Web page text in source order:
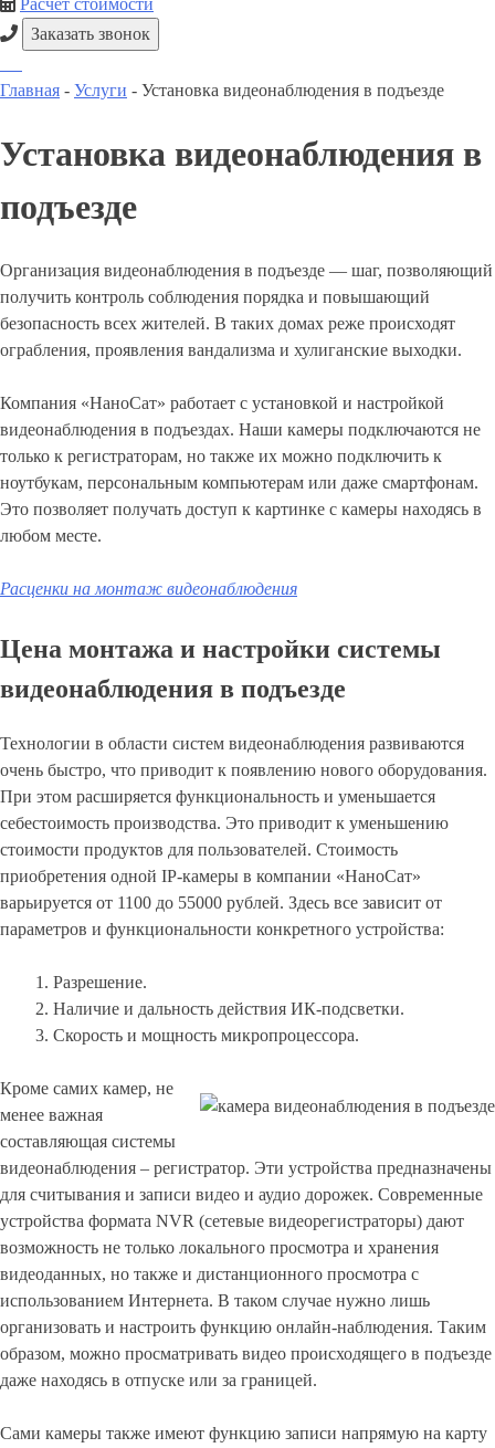
Расчет стоимости
Заказать звонок
Главная - Услуги - Установка видеонаблюдения в подъезде
Установка видеонаблюдения в
подъезде
Организация видеонаблюдения в подъезде — шаг, позволяющий
получить контроль соблюдения порядка и повышающий
безопасность всех жителей. В таких домах реже происходят
ограбления, проявления вандализма и хулиганские выходки.
Компания «НаноСат» работает с установкой и настройкой
видеонаблюдения в подъездах. Наши камеры подключаются не
только к регистраторам, но также их можно подключить к
ноутбукам, персональным компьютерам или даже смартфонам.
Это позволяет получать доступ к картинке с камеры находясь в
любом месте.
Расценки на монтаж видеонаблюдения
Цена монтажа и настройки системы
видеонаблюдения в подъезде
Технологии в области систем видеонаблюдения развиваются
очень быстро, что приводит к появлению нового оборудования.
При этом расширяется функциональность и уменьшается
себестоимость производства. Это приводит к уменьшению
стоимости продуктов для пользователей. Стоимость
приобретения одной IP-камеры в компании «НаноСат»
варьируется от 1100 до 55000 рублей. Здесь все зависит от
параметров и функциональности конкретного устройства:
Разрешение.
Наличие и дальность действия ИК-подсветки.
Скорость и мощность микропроцессора.
Кроме самих камер, не
менее важная
составляющая системы
видеонаблюдения – регистратор. Эти устройства предназначены
для считывания и записи видео и аудио дорожек. Современные
устройства формата NVR (сетевые видеорегистраторы) дают
возможность не только локального просмотра и хранения
видеоданных, но также и дистанционного просмотра с
использованием Интернета. В таком случае нужно лишь
организовать и настроить функцию онлайн-наблюдения. Таким
образом, можно просматривать видео происходящего в подъезде
даже находясь в отпуске или за границей.
Сами камеры также имеют функцию записи напрямую на карту